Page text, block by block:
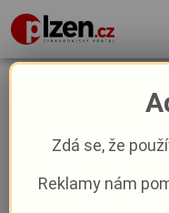
První
„Transport:
silné
Aktuality Kultura
Zdá se, že
Reklamy nám